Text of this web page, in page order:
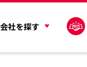
会社を探す